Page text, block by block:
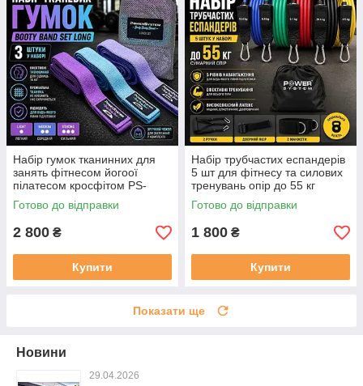
Набір гумок тканинних для
занять фітнесом йогоої
пілатесом кросфітом PS-
4129 Booty Band Set Long
Готово до відправки
2 800 ₴
Купити
Набір трубчастих еспандерів
5 шт для фітнесу та силових
тренувань опір до 55 кг
Power System
Готово до відправки
1 800 ₴
Купити
Показати ще
Новини
29.04.2026